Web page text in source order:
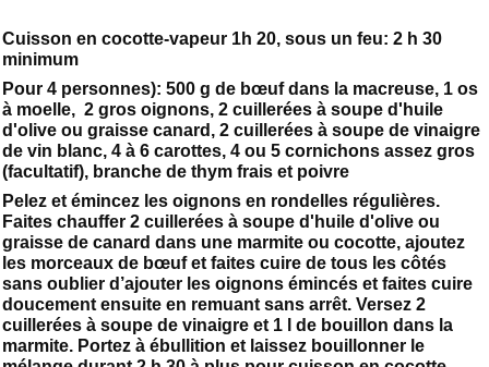
Cuisson en cocotte-vapeur 1h 20, sous un feu: 2 h 30
minimum
Pour 4 personnes): 500 g de bœuf dans la macreuse, 1 os
à moelle, 2 gros oignons, 2 cuillerées à soupe d'huile
d'olive ou graisse canard, 2 cuillerées à soupe de vinaigre
de vin blanc, 4 à 6 carottes, 4 ou 5 cornichons assez gros
(facultatif), branche de thym frais et poivre
Pelez et émincez les oignons en rondelles régulières.
Faites chauffer 2 cuillerées à soupe d'huile d'olive ou
graisse de canard dans une marmite ou cocotte, ajoutez
les morceaux de bœuf et faites cuire de tous les côtés
sans oublier d’ajouter les oignons émincés et faites cuire
doucement ensuite en remuant sans arrêt. Versez 2
cuillerées à soupe de vinaigre et 1 l de bouillon dans la
marmite. Portez à ébullition et laissez bouillonner le